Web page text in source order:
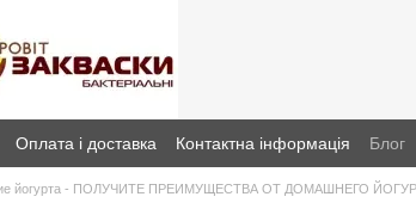
Оплата і доставка Контактна інформація Блог
йогурта - ПОЛУЧИТЕ ПРЕИМУЩЕСТВА ОТ ДОМАШНЕГО